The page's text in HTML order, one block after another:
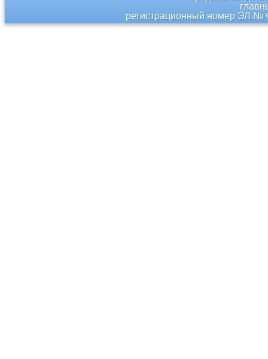
регистрационный номер ЭЛ №